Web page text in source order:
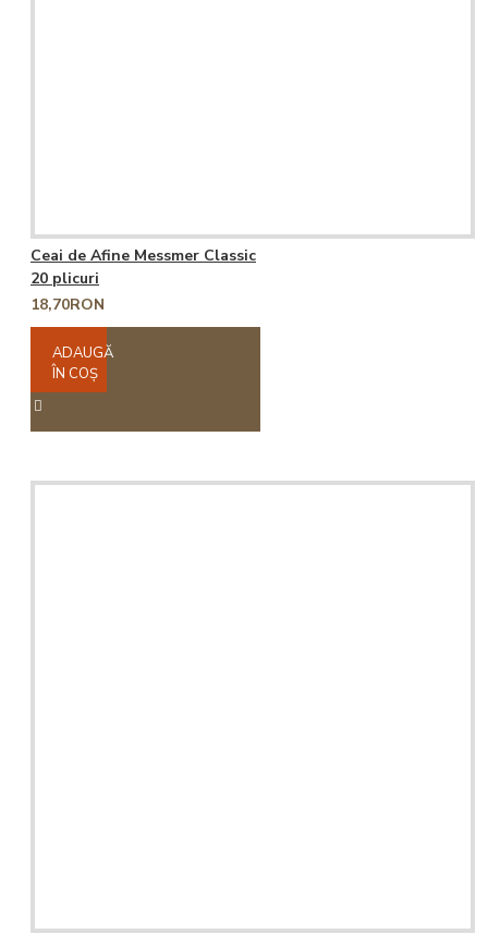
Ceai de Afine Messmer Classic
20 plicuri
18,70RON
ADAUGĂ
ÎN COŞ